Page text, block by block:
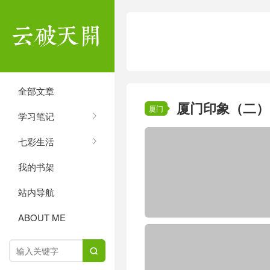
全部文章
学习笔记
七彩生活
我的书架
站内导航
ABOUT ME

厦门 厦门印象（二）